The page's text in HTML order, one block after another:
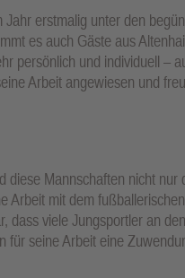
erstmalig unter den
es auch Gäste aus
persönlich und individuell –
Arbeit angewiesen und
diese Mannschaften nicht nur
Arbeit mit dem
dass viele Jungsportler an
für seine Arbeit eine